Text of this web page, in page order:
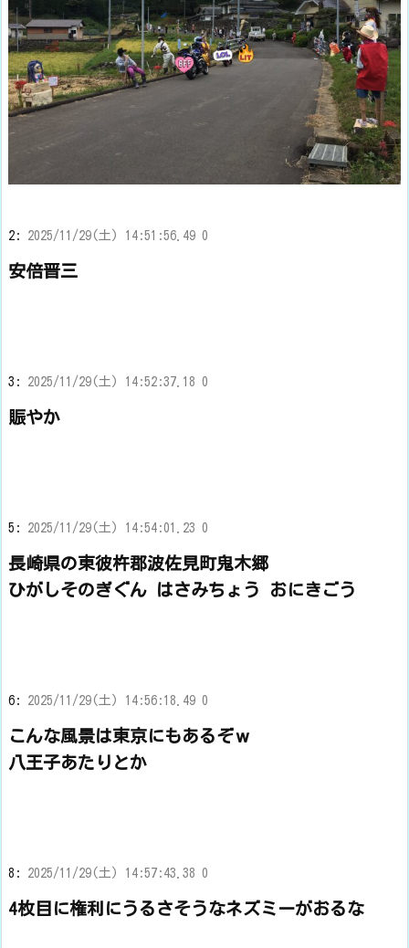
2: 2025/11/29(土) 14:51:56.49 0
安倍晋三
3: 2025/11/29(土) 14:52:37.18 0
賑やか
5: 2025/11/29(土) 14:54:01.23 0
長崎県の東彼杵郡波佐見町鬼木郷
ひがしそのぎぐん はさみちょう おにきごう
6: 2025/11/29(土) 14:56:18.49 0
こんな風景は東京にもあるぞｗ
八王子あたりとか
8: 2025/11/29(土) 14:57:43.38 0
4枚目に権利にうるさそうなネズミーがおるな